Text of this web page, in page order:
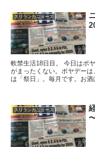
スリランカニュース
軟禁生活18日目。 今日はポヤデーのお休み。もう曜日や祭日の感覚
がまったくない。ポヤデー
は「祭日」。毎月です。お酒
スリランカニュース